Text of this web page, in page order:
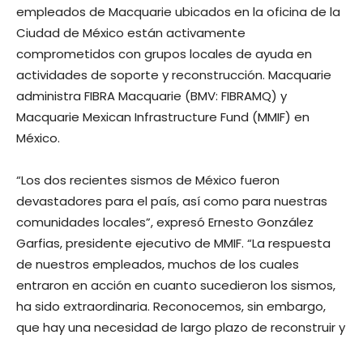
empleados de Macquarie ubicados en la oficina de la
Ciudad de México están activamente
comprometidos con grupos locales de ayuda en
actividades de soporte y reconstrucción. Macquarie
administra FIBRA Macquarie (BMV: FIBRAMQ) y
Macquarie Mexican Infrastructure Fund (MMIF) en
México.
“Los dos recientes sismos de México fueron
devastadores para el país, así como para nuestras
comunidades locales”, expresó Ernesto González
Garfias, presidente ejecutivo de MMIF. “La respuesta
de nuestros empleados, muchos de los cuales
entraron en acción en cuanto sucedieron los sismos,
ha sido extraordinaria. Reconocemos, sin embargo,
que hay una necesidad de largo plazo de reconstruir y